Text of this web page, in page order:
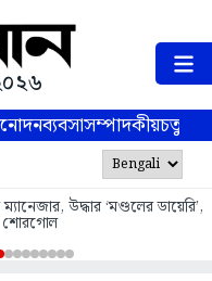
ব্যবসাসম্পাদকীয়
উদ্ধার ‘মণ্ডলের ডায়েরি’,
শোরগোল